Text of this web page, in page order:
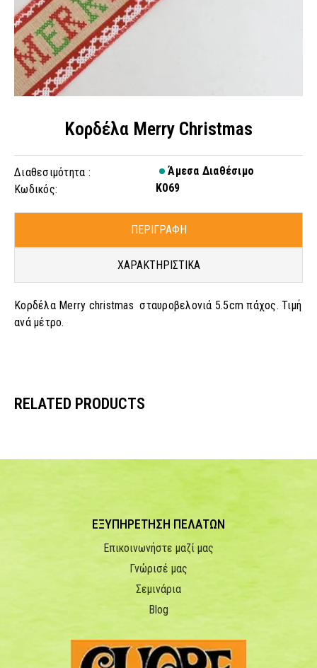
Κορδέλα Merry Christmas
Διαθεσιμότητα :
Άμεσα Διαθέσιμο
Κωδικός:
K069
ΠΕΡΙΓΡΑΦΗ
ΧΑΡΑΚΤΗΡΙΣΤΙΚΑ
Κορδέλα Merry christmas σταυροβελονιά 5.5cm πάχος. Τιμή
ανά μέτρο.
RELATED PRODUCTS
ΕΞΥΠΗΡΕΤΗΣΗ ΠΕΛΑΤΩΝ
Επικοινωνήστε μαζί μας
Γνώρισέ μας
Σεμινάρια
Blog